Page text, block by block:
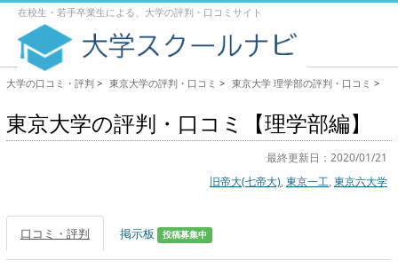
在校生・若手卒業生による、大学の評判・口コミサイト
大学の口コミ・評判 > 東京大学の評判・口コミ > 東京大学 理学部の評判・口コミ >
東京大学の評判・口コミ【理学部編】
最終更新日：2020/01/21
旧帝大(七帝大),東京一工,東京六大学
口コミ・評判 掲示板 投稿募集中